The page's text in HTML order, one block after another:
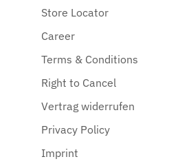
Store Locator
Career
Terms & Conditions
Right to Cancel
Vertrag widerrufen
Privacy Policy
Imprint